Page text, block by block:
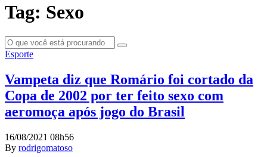
Tag: Sexo
Esporte
Vampeta diz que Romário foi cortado da
Copa de 2002 por ter feito sexo com
aeromoça após jogo do Brasil
16/08/2021 08h56
By rodrigomatoso